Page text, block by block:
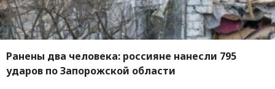
Ранены два человека: россияне нанесли 795
ударов по Запорожской области